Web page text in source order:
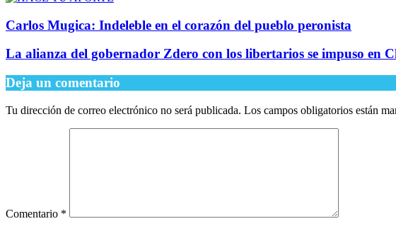
Carlos Mugica: Indeleble en el corazón del pueblo peronista
La alianza del gobernador Zdero con los libertarios se impuso en
Deja un comentario
Tu dirección de correo electrónico no será publicada. Los campos obligatorios están
Comentario *